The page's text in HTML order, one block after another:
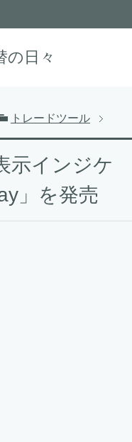
の日々
トレードツール
示インジケ
」を発売